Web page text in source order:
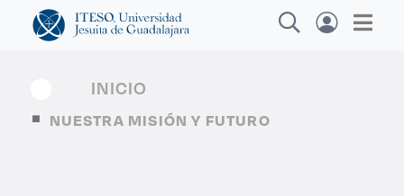
INICIO
NUESTRA MISIÓN Y FUTURO